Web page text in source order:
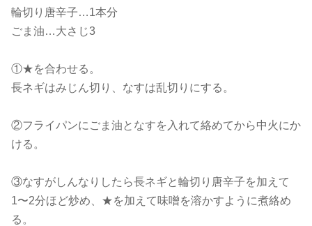
輪切り唐辛子…1本分
ごま油…大さじ3
①★を合わせる。
長ネギはみじん切り、なすは乱切りにする。
②フライパンにごま油となすを入れて絡めてから中火にか
ける。
③なすがしんなりしたら長ネギと輪切り唐辛子を加えて
1〜2分ほど炒め、★を加えて味噌を溶かすように煮絡め
る。